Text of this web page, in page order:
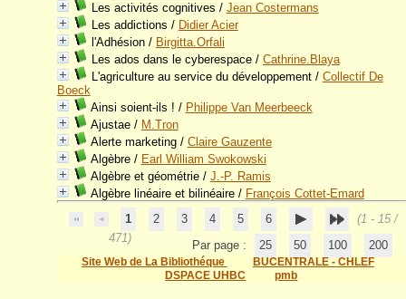
Les activités cognitives / Jean Costermans
Les addictions / Didier Acier
l'Adhésion/ Birgitta.Orfali
Les ados dans le cyberespace/ Cathrine.Blaya
L'agriculture au service du développement/ Collectif De
Boeck
Ainsi soient-ils ! / Philippe Van Meerbeeck
Ajustae/ M.Tron
Alerte marketing/ Claire Gauzente
Algèbre/ Earl William Swokowski
Algèbre et géométrie/ J.-P. Ramis
Algèbre linéaire et bilinéaire/ François Cottet-Emard
1
2 3 4 5 6
(1 - 15 /
471)
Par page : 25 50 100 200
Site Web de La Bibliothéque
BUCENTRALE - CHLEF
DSPACE UHBC
pmb